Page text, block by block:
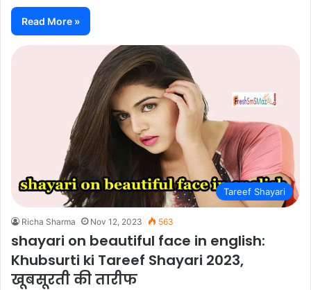
Read More »
Tareef Shayari
Richa Sharma Nov 12, 2023 563
shayari on beautiful face in english:
Khubsurti ki Tareef Shayari 2023,
खूबसूरती की तारीफ